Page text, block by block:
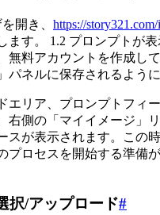
開き、 https://
ます。 1.2 プロンプトが
無料アカウントを作成し
パネルに保存されるように
エリア、プロンプトフィ
右側の「マイイメージ」
スが表示されます。この
プロセスを開始する準備
択/アップロード#